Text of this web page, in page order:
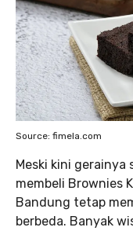
Source: fimela.com
Meski kini gerainya
membeli Brownies
Bandung tetap
berbeda. Banyak